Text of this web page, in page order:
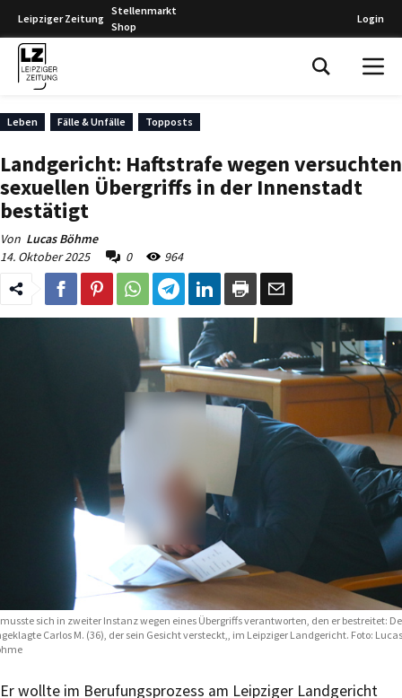
Leipziger Zeitung
Stellenmarkt
Shop
Login
Leben Fälle & Unfälle Topposts
Landgericht: Haftstrafe wegen versuchten
sexuellen Übergriffs in der Innenstadt
bestätigt
Von Lucas Böhme
14. Oktober 2025
0 964
musste sich in zweiter Instanz wegen eines Übergriffs verantworten, den er bestreitet:
Carlos M. (36), der sein Gesicht versteckt,, im Leipziger Landgericht. Foto: Lucas
Er wollte im Berufungsprozess am Leipziger Landgericht